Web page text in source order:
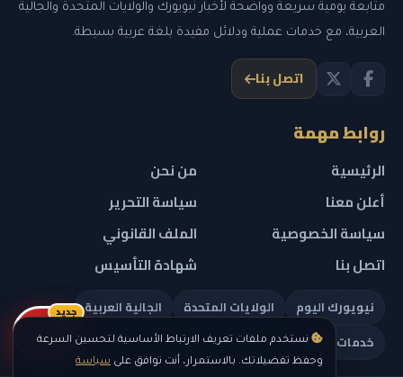
نستخدم ملفات تعريف الارتباط الأساسية لتحسين السرعة
وحفظ تفضيلاتك. بالاستمرار، أنت توافق على سياسة
متابعة يومية سريعة وواضحة لأخبار نيويورك والولايات المتحدة والجالية
العربية، مع خدمات عملية ودلائل مفيدة بلغة عربية بسيطة.
اتصل بنا
روابط مهمة
الرئيسية
من نحن
أعلن معنا
سياسة التحرير
سياسة الخصوصية
الملف القانوني
اتصل بنا
شهادة التأسيس
نيويورك اليوم الولايات المتحدة
الجالية العربية
خدمات تهمك
ريلز
جديد